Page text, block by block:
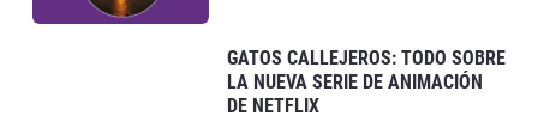
GATOS CALLEJEROS: TODO SOBRE
LA NUEVA SERIE DE ANIMACIÓN
DE NETFLIX